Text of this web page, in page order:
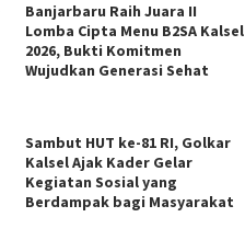
Banjarbaru Raih Juara II
Lomba Cipta Menu B2SA Kalsel
2026, Bukti Komitmen
Wujudkan Generasi Sehat
Sambut HUT ke-81 RI, Golkar
Kalsel Ajak Kader Gelar
Kegiatan Sosial yang
Berdampak bagi Masyarakat